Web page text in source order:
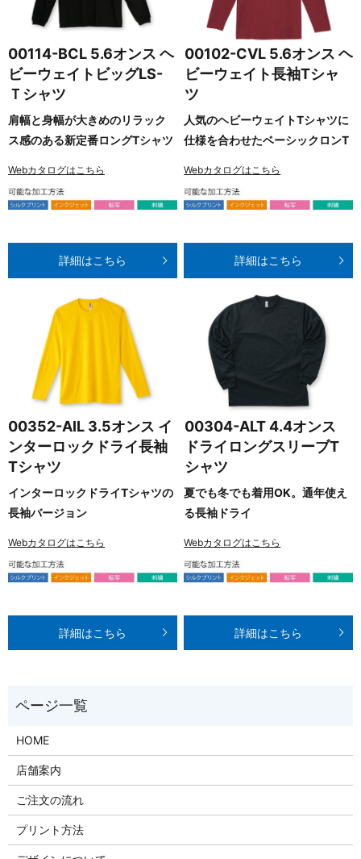
00114-BCL 5.6オンス ヘ
ビーウェイトビッグLS-
Ｔシャツ
肩幅と身幅が大きめのリラック
ス感のある新定番ロングTシャツ
Webカタログはこちら
詳細はこちら
00102-CVL 5.6オンス ヘ
ビーウェイト長袖Tシャ
ツ
人気のヘビーウェイトTシャツに
仕様を合わせたベーシックロンT
Webカタログはこちら
詳細はこちら
00352-AIL 3.5オンス イ
ンターロックドライ長袖
Tシャツ
インターロックドライTシャツの
長袖バージョン
Webカタログはこちら
詳細はこちら
00304-ALT 4.4オンス
ドライロングスリーブT
シャツ
夏でも冬でも着用OK。通年使え
る長袖ドライ
Webカタログはこちら
詳細はこちら
HOME
店舗案内
ご注文の流れ
プリント方法